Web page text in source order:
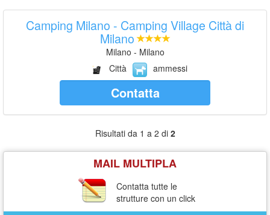
Camping Milano - Camping Village Città di
Milano
Milano - Milano
Città
ammessi
Contatta
Risultati da 1 a 2 di 2
MAIL MULTIPLA
Contatta tutte le
strutture con un click